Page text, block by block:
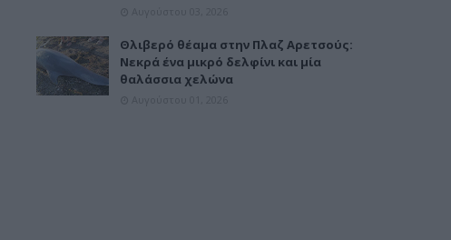
Θλιβερό θέαμα στην Πλαζ Αρετσούς:
Νεκρά ένα μικρό δελφίνι και μία
θαλάσσια χελώνα